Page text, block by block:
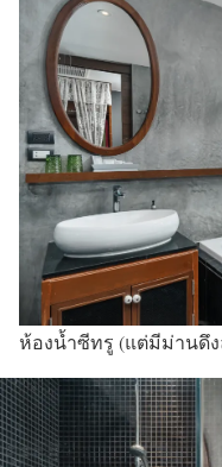
ห้องน้ำซีทรู (แต่มีม่านดึง